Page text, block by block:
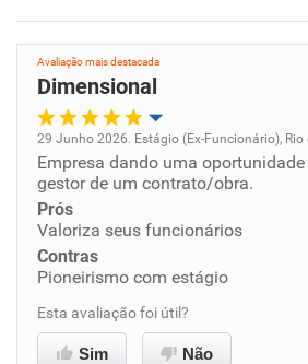
Avaliação mais destacada
Dimensional
Oportunidade de promoção
Ambiente de trabalho
Conciliação com a vida familiar
Benefícios
29 Junho 2026. Estágio (Ex-Funcionário), Rio
Empresa dando uma oportunidade
gestor de um contrato/obra.
Prós
Valoriza seus funcionários
Contras
Pioneirismo com estágio
Esta avaliação foi útil?
Sim Não